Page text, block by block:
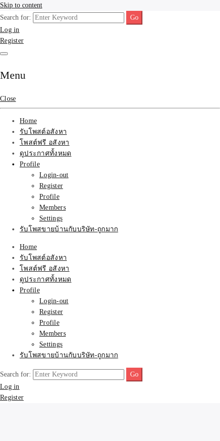
Skip to content
รับจ้างโพสขายบ้าน ที่ดิน
ติดAI SEO กับบริษัทใหญ่
รับจ้างทำโฆษณา สินค้า
บ้านที่ดิน ราคา ถูกและดี
ที่สุด บริการ โปรโมท
โฆษณารับโพสอสังหา ทีม
งาน บริํษัทใหญ่ เว็บขาย
บ้าน คุณภาพอันดับ1
SEOขายบ้าน
รับจ้างโพสขายบ้าน ที่ดิน ไม่มีค่านายหน้า กับบริษัท SEO-AI เน้นติดหน้า
แรก บริการโพสต์ โปรโมท รับจ้างทำโฆษณา ราคาถูก เว็บขายบ้าน รับโพ
สอสังหา ติดหน้าแรกกูเกิ้ล ทีมงาน บริํษัทใหญ่ รับประกันผลงาน ที่เดียวใน
เมืองไทย ช่วยคุณขายบ้าน อสังหา สินค้าได้จริงๆ ราคาถูกและดี มีอยู่จริง
Search for:
Log in
Register
Menu
Close
Home
รับโพสต์อสังหา
โพสต์ฟรี อสังหา
ดูประกาศทั้งหมด
Profile
Login-out
Register
Profile
Members
Settings
รับโพสขายบ้านกับบริษัท-ถูกมาก
Home
รับโพสต์อสังหา
โพสต์ฟรี อสังหา
ดูประกาศทั้งหมด
Profile
Login-out
Register
Profile
Members
Settings
รับโพสขายบ้านกับบริษัท-ถูกมาก
Search for:
Log in
Register